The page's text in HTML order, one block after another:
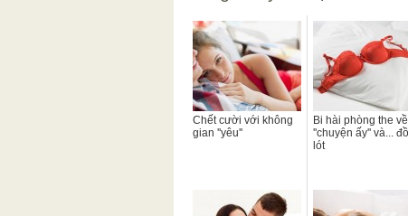
Chết cười với không
gian ''yêu''
Bi hài phòng the về
''chuyện ấy'' và... đồ
lót